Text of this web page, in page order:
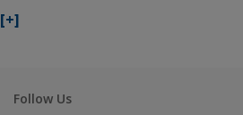
[+]
Follow Us